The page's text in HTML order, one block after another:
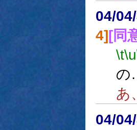
04/
4] [同
\t\u
の
あ、
04/